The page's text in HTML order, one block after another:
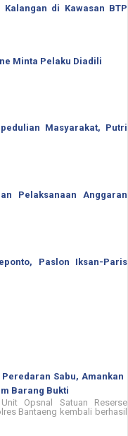
di Kawasan BTP
Minta Pelaku Diadili
Masyarakat, Putri
Pelaksanaan Anggaran
Paslon Iksan-Paris
Sabu, Amankan
Barang Bukti
Opsnal Satuan Reserse
Bantaeng kembali berhasil